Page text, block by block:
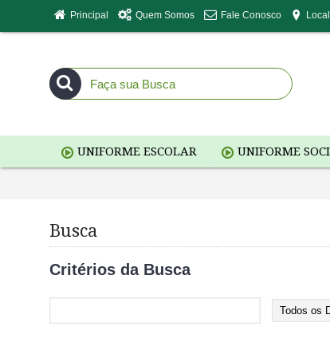
Principal Quem Somos Fale Conosco
UNIFORME ESCOLAR UNIFORME
Busca
Critérios da Busca